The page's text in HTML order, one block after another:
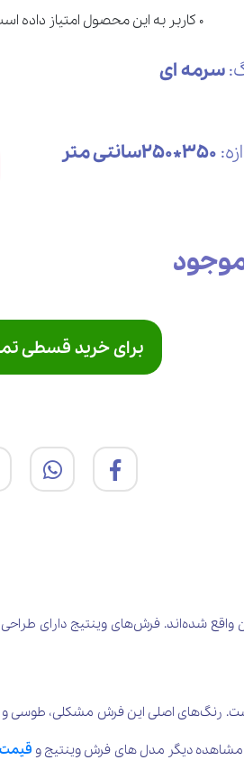
0 کاربر به این محصول امتیاز داده است. امتیاز این محصول: 0 ستاره
سرمه ای
350*250سانتی متر
برای خرید قسطی
شده‌اند. فرش‌های وینتیج دارای
فرش از 6 رنگ منحصر به فرد استفاده شده است. رنگ‌های اصلی
مشاهده دیگر مدل های فرش وینتیج و